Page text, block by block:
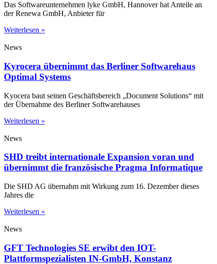
Das Softwareunternehmen lyke GmbH, Hannover hat Anteile an
der Renewa GmbH, Anbieter für
Weiterlesen »
News
Kyrocera übernimmt das Berliner Softwarehaus
Optimal Systems
Kyocera baut seinen Geschäftsbereich „Document Solutions“ mit
der Übernahme des Berliner Softwarehauses
Weiterlesen »
News
SHD treibt internationale Expansion voran und
übernimmt die französische Pragma Informatique
Die SHD AG übernahm mit Wirkung zum 16. Dezember dieses
Jahres die
Weiterlesen »
News
GFT Technologies SE erwibt den IOT-
Plattformspezialisten IN-GmbH, Konstanz